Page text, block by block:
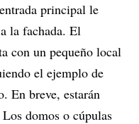
principal le
la fachada. El
con un pequeño local
el ejemplo de
En breve, estarán
domos o cúpulas